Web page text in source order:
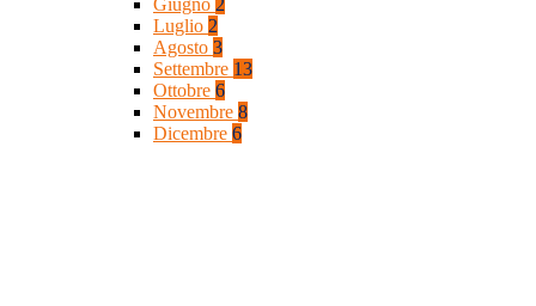
Giugno 2
Luglio 2
Agosto 3
Settembre 13
Ottobre 6
Novembre 8
Dicembre 6